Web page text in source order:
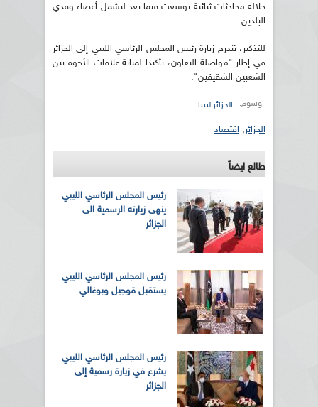
خلاله محادثات ثنائية توسعت فيما بعد لتشمل أعضاء وفدي
البلدين.
للتذكير، تندرج زيارة رئيس المجلس الرئاسي الليبي إلى الجزائر
في إطار "مواصلة التعاون، تأكيدا لمتانة علاقات الأخوة بين
الشعبين الشقيقين".
وسوم: الجزائر ليبيا
الجزائر, اقتصاد
طالع ايضاً
رئيس المجلس الرئاسي الليبي
ينهى زيارته الرسمية الى
الجزائر
رئيس المجلس الرئاسي الليبي
يستقبل قوجيل وبوغالي
رئيس المجلس الرئاسي الليبي
يشرع في زيارة رسمية إلى
الجزائر